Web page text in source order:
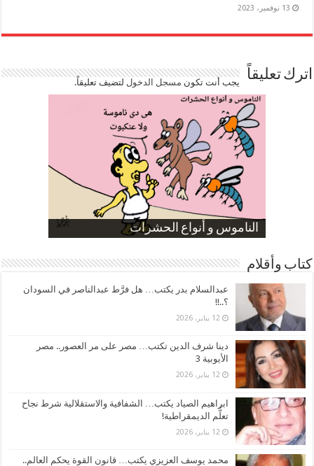
13 نوفمبر، 2023
اترك تعليقاً يجب أنت تكون مسجل الدخوللتضيف تعليقاً.
الناموس و أنواع الحشرات
الموظفين بعد ارتفاع الأسعار
ارتفاع نسبة الطلاق في مصر
صورة كاركاتيرية
صورة كاركاتيرية
كتاب وأقلام
عبدالسلام بدر يكتب… هل فرَّط عبدالناصر في السودان
؟..!!
12 يناير، 2026
دينا شرف الدين تكتب… مصر على مر العصور.. مصر
الأيوبية 3
12 يناير، 2026
ابراهيم الصياد يكتب… الشفافية والاستقلالية شرط نجاح
تعلُّم الديمقراطية!
12 يناير، 2026
محمد يوسف العزيزي يكتب… قانون القوة يحكم العالم..